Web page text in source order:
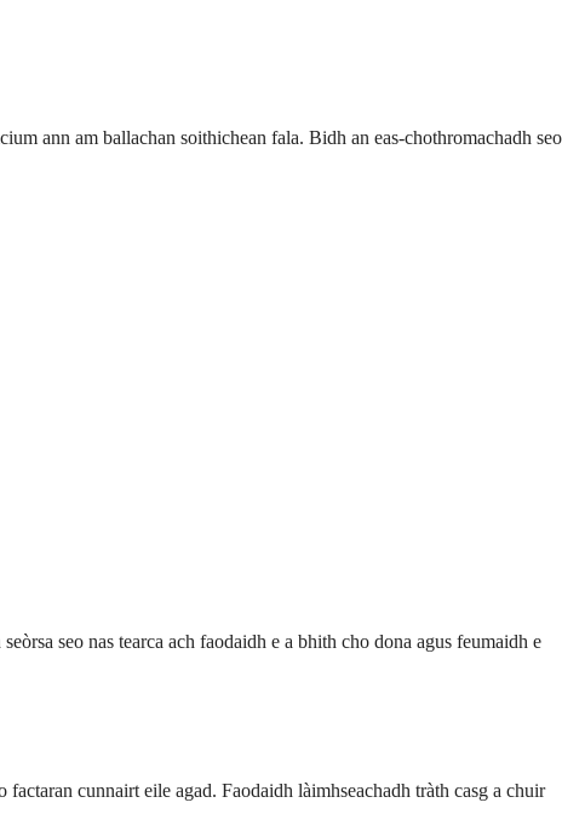
ann am ballachan soithichean fala. Bidh an eas-chothromachadh seo
seo nas tearca ach faodaidh e a bhith cho dona agus feumaidh e
cunnairt eile agad. Faodaidh làimhseachadh tràth casg a chuir